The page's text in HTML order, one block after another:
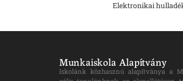
Elektronikai
Munkaiskola Alapítvány
Iskolánk közhasznú alapítványa a